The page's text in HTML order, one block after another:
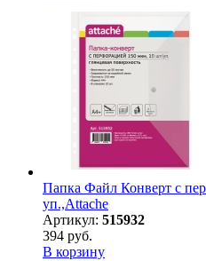
Папка Файл Конверт с
уп.,Attache
Артикул: 515932
394 руб.
В корзину